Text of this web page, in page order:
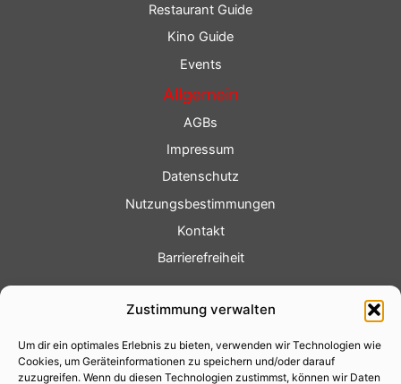
Zustimmung verwalten
Um dir ein optimales Erlebnis zu bieten, verwenden wir Technologien wie
Cookies, um Geräteinformationen zu speichern und/oder darauf
zuzugreifen. Wenn du diesen Technologien zustimmst, können wir Daten
Restaurant Guide
Kino Guide
Events
Allgemein
AGBs
Impressum
Datenschutz
Nutzungsbestimmungen
Kontakt
Barrierefreiheit
Fotoservice
Videoservice
Werbung